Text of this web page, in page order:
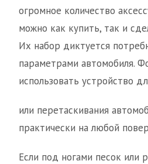
огромное количество
можно как купить, так и
Их набор диктуется
параметрами автомобиля.
использовать устройство
или перетаскивания
практически на любой
Если под ногами песок или